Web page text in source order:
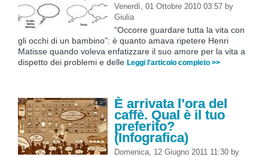
Venerdì, 01 Ottobre 2010 03:57 by
Giulia
“Occorre guardare tutta la vita con
gli occhi di un bambino”: è quanto amava ripetere Henri
Matisse quando voleva enfatizzare il suo amore per la vita a
dispetto dei problemi e delle Leggi l'articolo completo >>
È arrivata l’ora del
caffè. Qual è il tuo
preferito?
(Infografica)
Domenica, 12 Giugno 2011 11:30 by